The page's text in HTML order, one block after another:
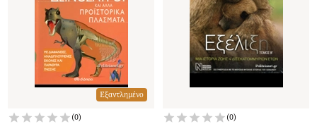
Εξαντλημένο
(0) (0)